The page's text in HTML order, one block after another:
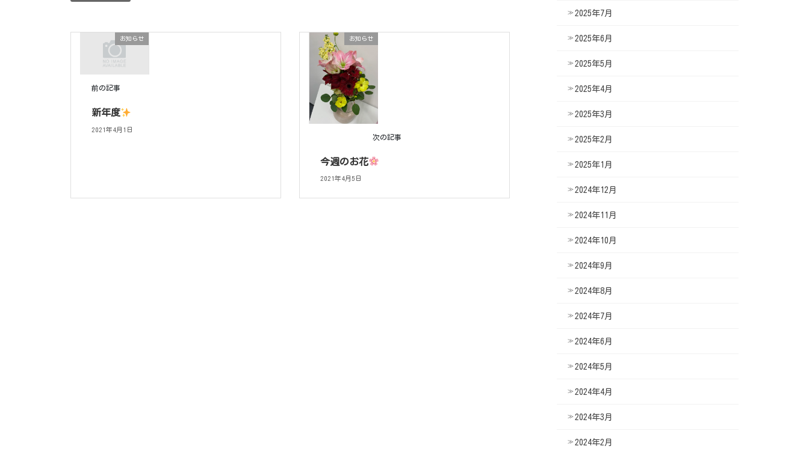
お知らせ
前の記事
新年度
2021年4月1日
お知らせ
次の記事
今週のお花
2021年4月5日
2025年7月
2025年6月
2025年5月
2025年4月
2025年3月
2025年2月
2025年1月
2024年12月
2024年11月
2024年10月
2024年9月
2024年8月
2024年7月
2024年6月
2024年5月
2024年4月
2024年3月
2024年2月